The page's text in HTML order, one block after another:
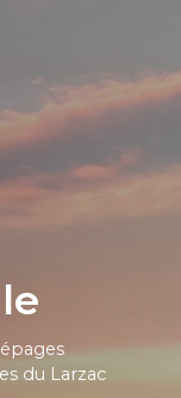
du Larzac